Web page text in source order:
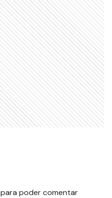
para poder comentar